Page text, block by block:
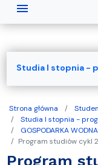
Strona główna
Studia I stopnia -
GOSPODARKA
Program studiów cykl
Program
Studia I stopnia -